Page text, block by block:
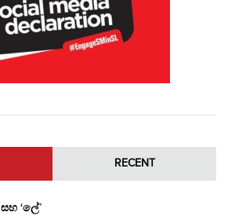
RECENT
‘ලේ’